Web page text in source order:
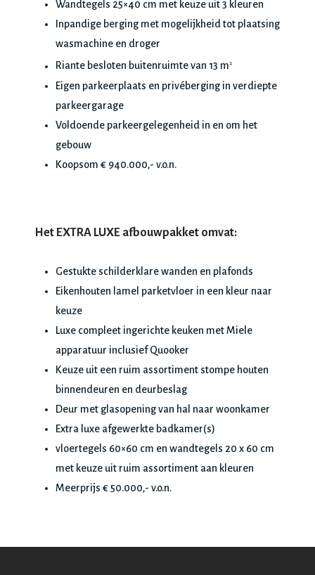
Wandtegels 25×40 cm met keuze uit 3 kleuren
Inpandige berging met mogelijkheid tot plaatsing
wasmachine en droger
Riante besloten buitenruimte van 13 m 2
Eigen parkeerplaats en privéberging in verdiepte
parkeergarage
Voldoende parkeergelegenheid in en om het
gebouw
Koopsom € 940.000,- v.o.n.
Het EXTRA LUXE afbouwpakket omvat:
Gestukte schilderklare wanden en plafonds
Eikenhouten lamel parketvloer in een kleur naar
keuze
Luxe compleet ingerichte keuken met Miele
apparatuur inclusief Quooker
Keuze uit een ruim assortiment stompe houten
binnendeuren en deurbeslag
Deur met glasopening van hal naar woonkamer
Extra luxe afgewerkte badkamer(s)
vloertegels 60×60 cm en wandtegels 20 x 60 cm
met keuze uit ruim assortiment aan kleuren
Meerprijs € 50.000,- v.o.n.